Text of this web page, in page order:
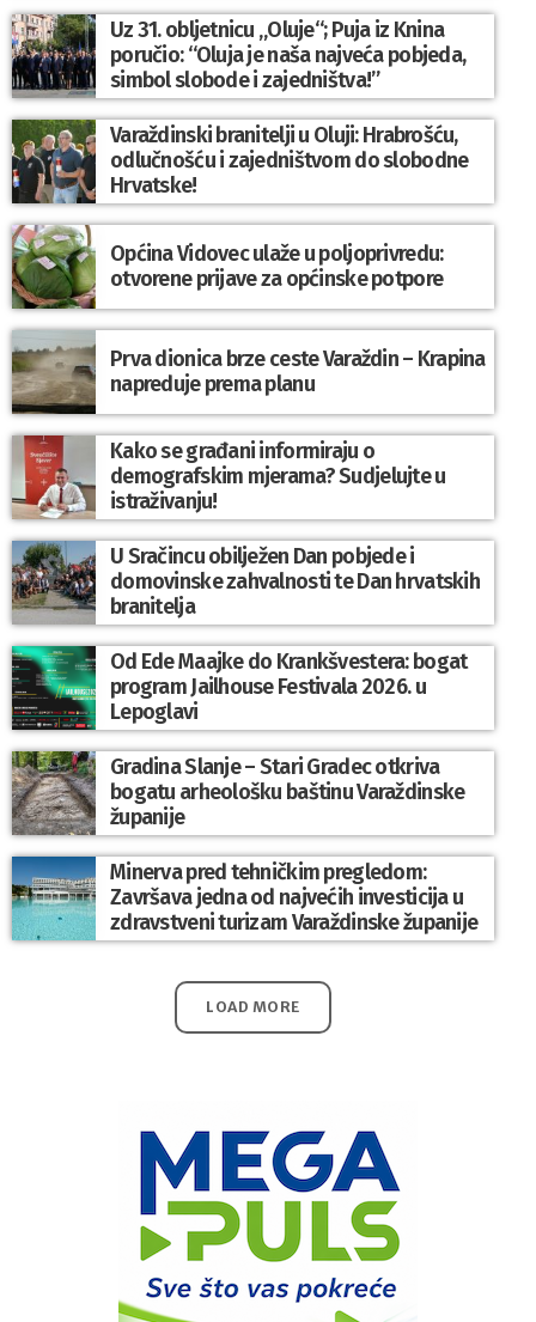
Uz 31. obljetnicu „Oluje“; Puja iz Knina
poručio: “Oluja je naša najveća pobjeda,
simbol slobode i zajedništva!”
Varaždinski branitelji u Oluji: Hrabrošću,
odlučnošću i zajedništvom do slobodne
Hrvatske!
Općina Vidovec ulaže u poljoprivredu:
otvorene prijave za općinske potpore
Prva dionica brze ceste Varaždin – Krapina
napreduje prema planu
Kako se građani informiraju o
demografskim mjerama? Sudjelujte u
istraživanju!
U Sračincu obilježen Dan pobjede i
domovinske zahvalnosti te Dan hrvatskih
branitelja
Od Ede Maajke do Krankšvestera: bogat
program Jailhouse Festivala 2026. u
Lepoglavi
Gradina Slanje – Stari Gradec otkriva
bogatu arheološku baštinu Varaždinske
županije
Minerva pred tehničkim pregledom:
Završava jedna od najvećih investicija u
zdravstveni turizam Varaždinske županije
LOAD MORE